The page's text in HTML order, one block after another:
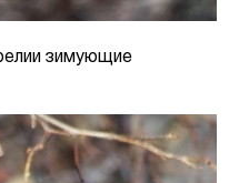
зимующие